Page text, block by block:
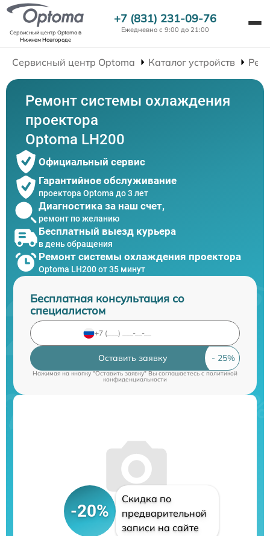
Сервисный центр Optomaв
Нижнем Новгороде
+7 (831) 231-09-76
Ежедневно с 9:00 до 21:00
Сервисный центр Optoma Каталог устройств
Ремонт системы охлаждения
проектора
Optoma LH200
Официальный сервис
Гарантийное обслуживание
проектора Optoma до 3 лет
Диагностика за наш счет,
ремонт по желанию
Бесплатный выезд курьера
в день обращения
Ремонт системы охлаждения проектора
Optoma LH200 от 35 минут
Бесплатная консультация со
специалистом
Оставить заявку
Нажимая на кнопку "Оставить заявку" Вы соглашаетесь cполитикой
конфиденциальности
-20%
Скидка по
предварительной
записи на сайте